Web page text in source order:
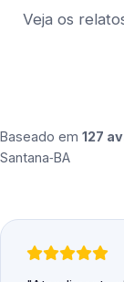
Veja os
Baseado em 127
Santana‑BA